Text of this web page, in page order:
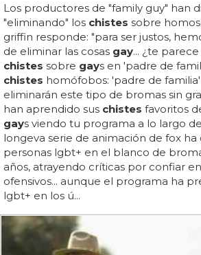
Los productores de "family guy" han
"eliminando" los chistes sobre
griffin responde: "para ser justos,
de eliminar las cosas gay... ¿te
chistes sobre gays en 'padre de
chistes homófobos: 'padre de
eliminarán este tipo de bromas sin
han aprendido sus chistes favoritos
gays viendo tu programa a lo largo de
longeva serie de animación de fox ha
personas lgbt+ en el blanco de
años, atrayendo críticas por confiar
ofensivos... aunque el programa ha
lgbt+ en los ú...